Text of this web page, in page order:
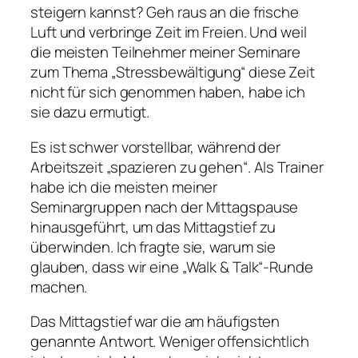
steigern kannst? Geh raus an die frische
Luft und verbringe Zeit im Freien. Und weil
die meisten Teilnehmer meiner Seminare
zum Thema „Stressbewältigung“ diese Zeit
nicht für sich genommen haben, habe ich
sie dazu ermutigt.
Es ist schwer vorstellbar, während der
Arbeitszeit „spazieren zu gehen“. Als Trainer
habe ich die meisten meiner
Seminargruppen nach der Mittagspause
hinausgeführt, um das Mittagstief zu
überwinden. Ich fragte sie, warum sie
glauben, dass wir eine „Walk & Talk“-Runde
machen.
Das Mittagstief war die am häufigsten
genannte Antwort. Weniger offensichtlich